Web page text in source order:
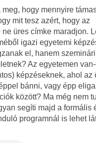
hogy mennyire
mit tesz azért, hogy az
üres címke maradjon.
igazi egyetemi
el, hanem
Az egyetemen
képzéseknek, ahol az
bánni, vagy épp
között? Ma még nem
segíti majd a formális
programnál is lehet